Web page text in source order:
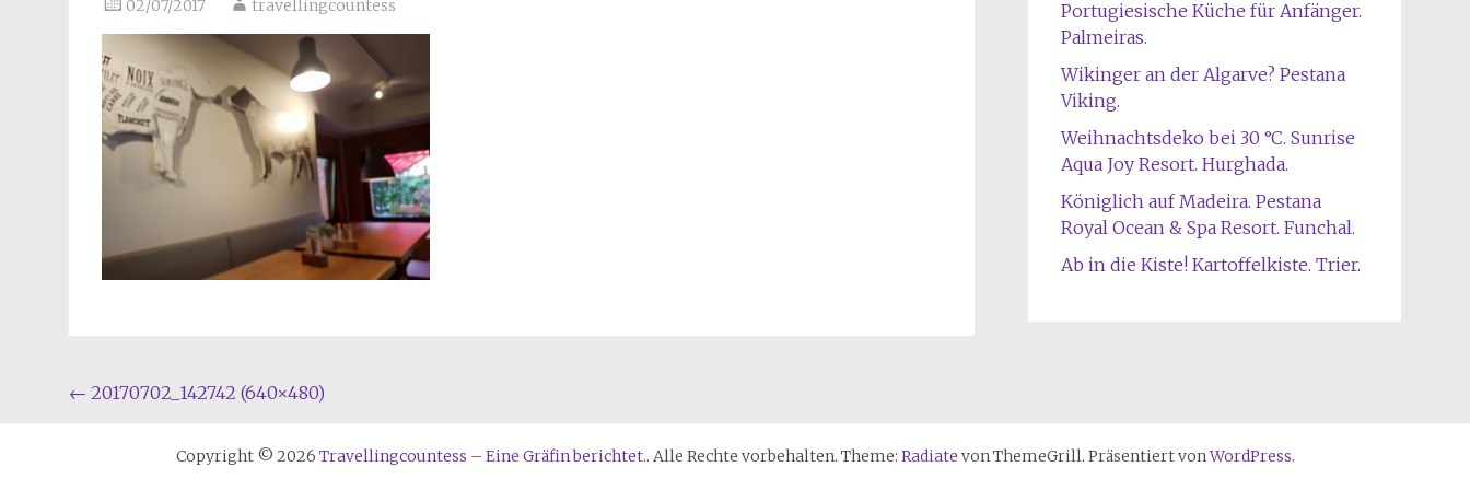
02/07/2017 travellingcountess
Beitragsnavigation
← 20170702_142742 (640×480)
Portugiesische Küche für Anfänger.
Palmeiras.
Wikinger an der Algarve? Pestana
Viking.
Weihnachtsdeko bei 30 °C. Sunrise
Aqua Joy Resort. Hurghada.
Königlich auf Madeira. Pestana
Royal Ocean & Spa Resort. Funchal.
Ab in die Kiste! Kartoffelkiste. Trier.
Copyright © 2026 Travellingcountess – Eine Gräfin berichtet.. Alle Rechte vorbehalten. Theme: Radiate von ThemeGrill. Präsentiert vonWordPress.